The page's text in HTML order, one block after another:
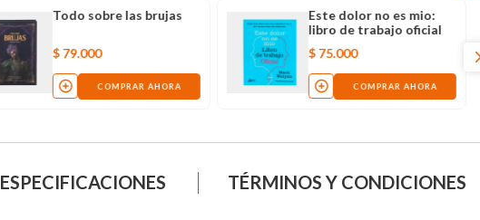
Todo sobre las brujas
$79
COMPRAR AHORA
Este dolor no es mio:
libro de trabajo oficial
$75
COMPRAR AHORA
ESPECIFICACIONES TÉRMINOS Y CONDICIONES